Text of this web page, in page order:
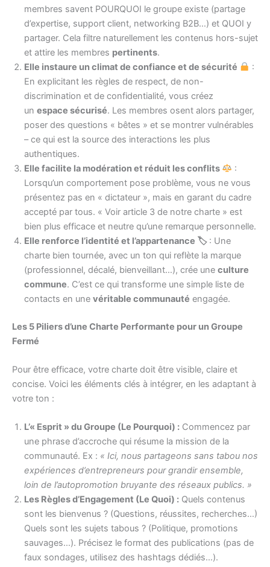
membres savent POURQUOI le groupe existe (partage
d’expertise, support client, networking B2B…) et QUOI y
partager. Cela filtre naturellement les contenus hors-sujet
et attire les membres pertinents.
Elle instaure un climat de confiance et de sécurité
:
En explicitant les règles de respect, de non-
discrimination et de confidentialité, vous créez
un espace sécurisé. Les membres osent alors partager,
poser des questions « bêtes » et se montrer vulnérables
– ce qui est la source des interactions les plus
authentiques.
Elle facilite la modération et réduit les conflits
:
Lorsqu’un comportement pose problème, vous ne vous
présentez pas en « dictateur », mais en garant du cadre
accepté par tous. « Voir article 3 de notre charte » est
bien plus efficace et neutre qu’une remarque personnelle.
Elle renforce l’identité et l’appartenance 🏷: Une
charte bien tournée, avec un ton qui reflète la marque
(professionnel, décalé, bienveillant…), crée une culture
commune. C’est ce qui transforme une simple liste de
contacts en une véritable communauté engagée.
Les 5 Piliers d’une Charte Performante pour un Groupe
Fermé
Pour être efficace, votre charte doit être visible, claire et
concise. Voici les éléments clés à intégrer, en les adaptant à
votre ton :
L’« Esprit » du Groupe (Le Pourquoi) : Commencez par
une phrase d’accroche qui résume la mission de la
communauté. Ex : « Ici, nous partageons sans tabou nos
expériences d’entrepreneurs pour grandir ensemble,
loin de l’autopromotion bruyante des réseaux publics. »
Les Règles d’Engagement (Le Quoi) : Quels contenus
sont les bienvenus ? (Questions, réussites, recherches…)
Quels sont les sujets tabous ? (Politique, promotions
sauvages…). Précisez le format des publications (pas de
faux sondages, utilisez des hashtags dédiés…).